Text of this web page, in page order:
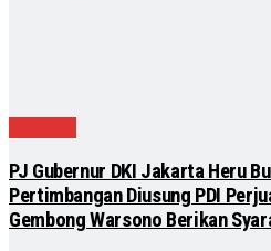
PJ Gubernur DKI Jakarta Heru
Pertimbangan Diusung PDI
Gembong Warsono Berikan